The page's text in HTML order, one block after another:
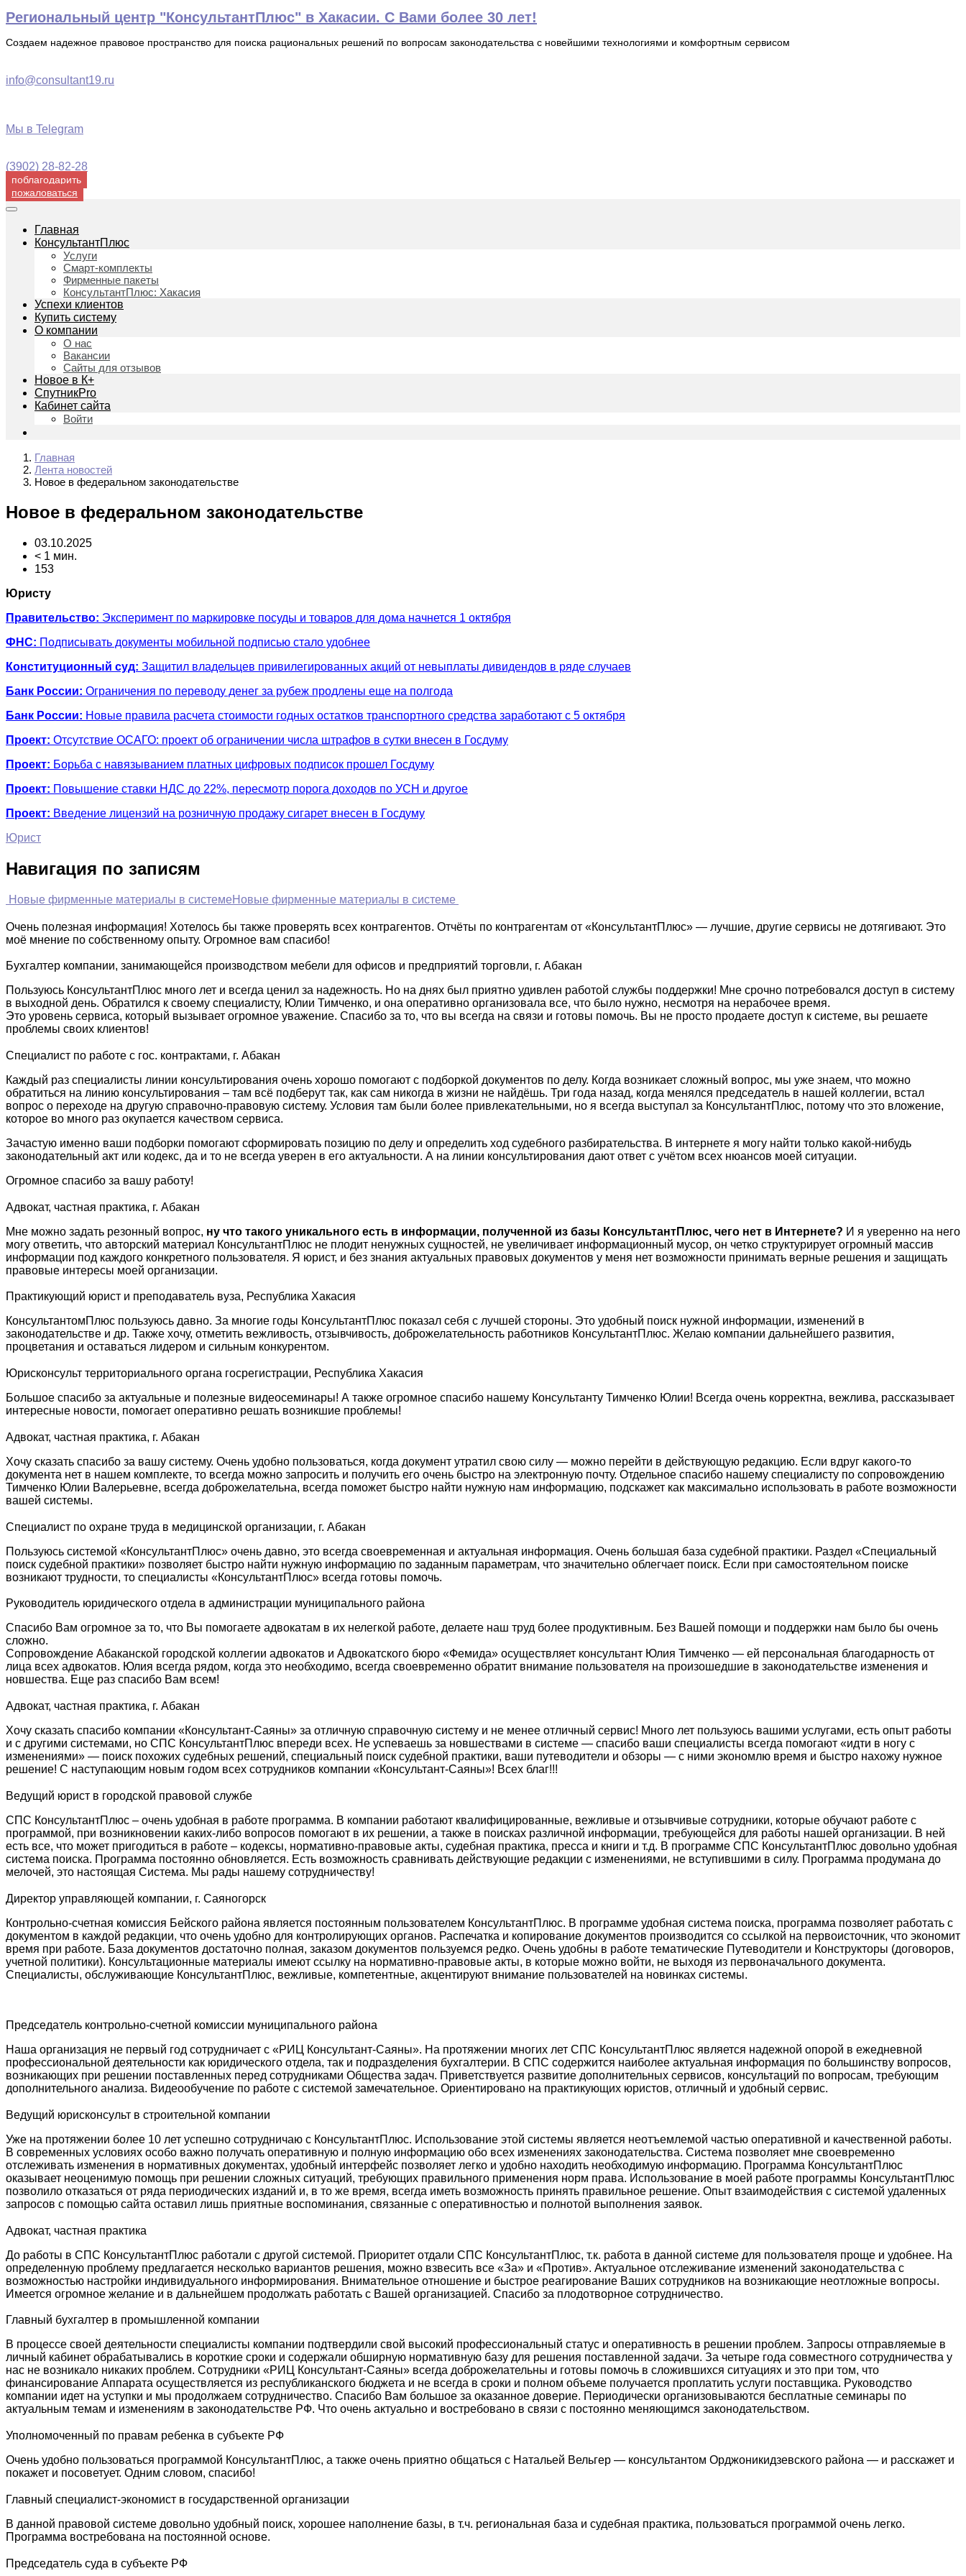
Перейти
к
содержимому
Региональный центр "КонсультантПлюс" в Хакасии. С Вами более 30 лет!
Создаем надежное правовое пространство для поиска рациональных решений по вопросам законодательства с новейшими технологиями и комфортным сервисом
info@consultant19.ru
Мы в Telegram
(3902) 28-82-28
поблагодарить
пожаловаться
Главная
КонсультантПлюс
Услуги
Смарт-комплекты
Фирменные пакеты
КонсультантПлюс: Хакасия
Успехи клиентов
Купить систему
О компании
О нас
Вакансии
Сайты для отзывов
Новое в К+
СпутникPro
Кабинет сайта
Войти
Главная
Лента новостей
Новое в федеральном законодательстве
Новое в федеральном законодательстве
03.10.2025
< 1 мин.
153
Юристу
Правительство: Эксперимент по маркировке посуды и товаров для дома начнется 1 октября
ФНС: Подписывать документы мобильной подписью стало удобнее
Конституционный суд: Защитил владельцев привилегированных акций от невыплаты дивидендов в ряде случаев
Банк России: Ограничения по переводу денег за рубеж продлены еще на полгода
Банк России: Новые правила расчета стоимости годных остатков транспортного средства заработают с 5 октября
Проект: Отсутствие ОСАГО: проект об ограничении числа штрафов в сутки внесен в Госдуму
Проект: Борьба с навязыванием платных цифровых подписок прошел Госдуму
Проект: Повышение ставки НДС до 22%, пересмотр порога доходов по УСН и другое
Проект: Введение лицензий на розничную продажу сигарет внесен в Госдуму
Юрист
Навигация по записям
Новые фирменные материалы в системеНовые фирменные материалы в системе
Очень полезная информация! Хотелось бы также проверять всех контрагентов. Отчёты по контрагентам от «КонсультантПлюс» — лучшие, другие сервисы не дотягивают. Это
моё мнение по собственному опыту. Огромное вам спасибо!
Бухгалтер компании, занимающейся производством мебели для офисов и предприятий торговли, г. Абакан
Пользуюсь КонсультантПлюс много лет и всегда ценил за надежность. Но на днях был приятно удивлен работой службы поддержки! Мне срочно потребовался доступ в систему
в выходной день. Обратился к своему специалисту, Юлии Тимченко, и она оперативно организовала все, что было нужно, несмотря на нерабочее время.
Это уровень сервиса, который вызывает огромное уважение. Спасибо за то, что вы всегда на связи и готовы помочь. Вы не просто продаете доступ к системе, вы решаете
проблемы своих клиентов!
Специалист по работе с гос. контрактами, г. Абакан
Каждый раз специалисты линии консультирования очень хорошо помогают с подборкой документов по делу. Когда возникает сложный вопрос, мы уже знаем, что можно
обратиться на линию консультирования – там всё подберут так, как сам никогда в жизни не найдёшь. Три года назад, когда менялся председатель в нашей коллегии, встал
вопрос о переходе на другую справочно-правовую систему. Условия там были более привлекательными, но я всегда выступал за КонсультантПлюс, потому что это вложение,
которое во много раз окупается качеством сервиса.
Зачастую именно ваши подборки помогают сформировать позицию по делу и определить ход судебного разбирательства. В интернете я могу найти только какой-нибудь
законодательный акт или кодекс, да и то не всегда уверен в его актуальности. А на линии консультирования дают ответ с учётом всех нюансов моей ситуации.
Огромное спасибо за вашу работу!
Адвокат, частная практика, г. Абакан
Мне можно задать резонный вопрос, ну что такого уникального есть в информации, полученной из базы КонсультантПлюс, чего нет в Интернете? И я уверенно на него
могу ответить, что авторский материал КонсультантПлюс не плодит ненужных сущностей, не увеличивает информационный мусор, он четко структурирует огромный массив
информации под каждого конкретного пользователя. Я юрист, и без знания актуальных правовых документов у меня нет возможности принимать верные решения и защищать
правовые интересы моей организации.
Практикующий юрист и преподаватель вуза, Республика Хакасия
КонсультантомПлюс пользуюсь давно. За многие годы КонсультантПлюс показал себя с лучшей стороны. Это удобный поиск нужной информации, изменений в
законодательстве и др. Также хочу, отметить вежливость, отзывчивость, доброжелательность работников КонсультантПлюс. Желаю компании дальнейшего развития,
процветания и оставаться лидером и сильным конкурентом.
Юрисконсульт территориального органа госрегистрации, Республика Хакасия
Большое спасибо за актуальные и полезные видеосеминары! А также огромное спасибо нашему Консультанту Тимченко Юлии! Всегда очень корректна, вежлива, рассказывает
интересные новости, помогает оперативно решать возникшие проблемы!
Адвокат, частная практика, г. Абакан
Хочу сказать спасибо за вашу систему. Очень удобно пользоваться, когда документ утратил свою силу — можно перейти в действующую редакцию. Если вдруг какого-то
документа нет в нашем комплекте, то всегда можно запросить и получить его очень быстро на электронную почту. Отдельное спасибо нашему специалисту по сопровождению
Тимченко Юлии Валерьевне, всегда доброжелательна, всегда поможет быстро найти нужную нам информацию, подскажет как максимально использовать в работе возможности
вашей системы.
Специалист по охране труда в медицинской организации, г. Абакан
Пользуюсь системой «КонсультантПлюс» очень давно, это всегда своевременная и актуальная информация. Очень большая база судебной практики. Раздел «Специальный
поиск судебной практики» позволяет быстро найти нужную информацию по заданным параметрам, что значительно облегчает поиск. Если при самостоятельном поиске
возникают трудности, то специалисты «КонсультантПлюс» всегда готовы помочь.
Руководитель юридического отдела в администрации муниципального района
Спасибо Вам огромное за то, что Вы помогаете адвокатам в их нелегкой работе, делаете наш труд более продуктивным. Без Вашей помощи и поддержки нам было бы очень
сложно.
Сопровождение Абаканской городской коллегии адвокатов и Адвокатского бюро «Фемида» осуществляет консультант Юлия Тимченко — ей персональная благодарность от
лица всех адвокатов. Юлия всегда рядом, когда это необходимо, всегда своевременно обратит внимание пользователя на произошедшие в законодательстве изменения и
новшества. Еще раз спасибо Вам всем!
Адвокат, частная практика, г. Абакан
Хочу сказать спасибо компании «Консультант-Саяны» за отличную справочную систему и не менее отличный сервис! Много лет пользуюсь вашими услугами, есть опыт работы
и с другими системами, но СПС КонсультантПлюс впереди всех. Не успеваешь за новшествами в системе — спасибо ваши специалисты всегда помогают «идти в ногу с
изменениями» — поиск похожих судебных решений, специальный поиск судебной практики, ваши путеводители и обзоры — с ними экономлю время и быстро нахожу нужное
решение! С наступающим новым годом всех сотрудников компании «Консультант-Саяны»! Всех благ!!!
Ведущий юрист в городской правовой службе
СПС КонсультантПлюс – очень удобная в работе программа. В компании работают квалифицированные, вежливые и отзывчивые сотрудники, которые обучают работе с
программой, при возникновении каких-либо вопросов помогают в их решении, а также в поисках различной информации, требующейся для работы нашей организации. В ней
есть все, что может пригодиться в работе – кодексы, нормативно-правовые акты, судебная практика, пресса и книги и т.д. В программе СПС КонсультантПлюс довольно удобная
система поиска. Программа постоянно обновляется. Есть возможность сравнивать действующие редакции с изменениями, не вступившими в силу. Программа продумана до
мелочей, это настоящая Система. Мы рады нашему сотрудничеству!
Директор управляющей компании, г. Саяногорск
Контрольно-счетная комиссия Бейского района является постоянным пользователем КонсультантПлюс. В программе удобная система поиска, программа позволяет работать с
документом в каждой редакции, что очень удобно для контролирующих органов. Распечатка и копирование документов производится со ссылкой на первоисточник, что экономит
время при работе. База документов достаточно полная, заказом документов пользуемся редко. Очень удобны в работе тематические Путеводители и Конструкторы (договоров,
учетной политики). Консультационные материалы имеют ссылку на нормативно-правовые акты, в которые можно войти, не выходя из первоначального документа.
Специалисты, обслуживающие КонсультантПлюс, вежливые, компетентные, акцентируют внимание пользователей на новинках системы.
Председатель контрольно-счетной комиссии муниципального района
Наша организация не первый год сотрудничает с «РИЦ Консультант-Саяны». На протяжении многих лет СПС КонсультантПлюс является надежной опорой в ежедневной
профессиональной деятельности как юридического отдела, так и подразделения бухгалтерии. В СПС содержится наиболее актуальная информация по большинству вопросов,
возникающих при решении поставленных перед сотрудниками Общества задач. Приветствуется развитие дополнительных сервисов, консультаций по вопросам, требующим
дополнительного анализа. Видеообучение по работе с системой замечательное. Ориентировано на практикующих юристов, отличный и удобный сервис.
Ведущий юрисконсульт в строительной компании
Уже на протяжении более 10 лет успешно сотрудничаю с КонсультантПлюс. Использование этой системы является неотъемлемой частью оперативной и качественной работы.
В современных условиях особо важно получать оперативную и полную информацию обо всех изменениях законодательства. Система позволяет мне своевременно
отслеживать изменения в нормативных документах, удобный интерфейс позволяет легко и удобно находить необходимую информацию. Программа КонсультантПлюс
оказывает неоценимую помощь при решении сложных ситуаций, требующих правильного применения норм права. Использование в моей работе программы КонсультантПлюс
позволило отказаться от ряда периодических изданий и, в то же время, всегда иметь возможность принять правильное решение. Опыт взаимодействия с системой удаленных
запросов с помощью сайта оставил лишь приятные воспоминания, связанные с оперативностью и полнотой выполнения заявок.
Адвокат, частная практика
До работы в СПС КонсультантПлюс работали с другой системой. Приоритет отдали СПС КонсультантПлюс, т.к. работа в данной системе для пользователя проще и удобнее. На
определенную проблему предлагается несколько вариантов решения, можно взвесить все «За» и «Против». Актуальное отслеживание изменений законодательства с
возможностью настройки индивидуального информирования. Внимательное отношение и быстрое реагирование Ваших сотрудников на возникающие неотложные вопросы.
Имеется огромное желание и в дальнейшем продолжать работать с Вашей организацией. Спасибо за плодотворное сотрудничество.
Главный бухгалтер в промышленной компании
В процессе своей деятельности специалисты компании подтвердили свой высокий профессиональный статус и оперативность в решении проблем. Запросы отправляемые в
личный кабинет обрабатывались в короткие сроки и содержали обширную нормативную базу для решения поставленной задачи. За четыре года совместного сотрудничества у
нас не возникало никаких проблем. Сотрудники «РИЦ Консультант-Саяны» всегда доброжелательны и готовы помочь в сложившихся ситуациях и это при том, что
финансирование Аппарата осуществляется из республиканского бюджета и не всегда в сроки и полном объеме получается проплатить услуги поставщика. Руководство
компании идет на уступки и мы продолжаем сотрудничество. Спасибо Вам большое за оказанное доверие. Периодически организовываются бесплатные семинары по
актуальным темам и изменениям в законодательстве РФ. Что очень актуально и востребовано в связи с постоянно меняющимся законодательством.
Уполномоченный по правам ребенка в субъекте РФ
Очень удобно пользоваться программой КонсультантПлюс, а также очень приятно общаться с Натальей Вельгер — консультантом Орджоникидзевского района — и расскажет и
покажет и посоветует. Одним словом, спасибо!
Главный специалист-экономист в государственной организации
В данной правовой системе довольно удобный поиск, хорошее наполнение базы, в т.ч. региональная база и судебная практика, пользоваться программой очень легко.
Программа востребована на постоянной основе.
Председатель суда в субъекте РФ